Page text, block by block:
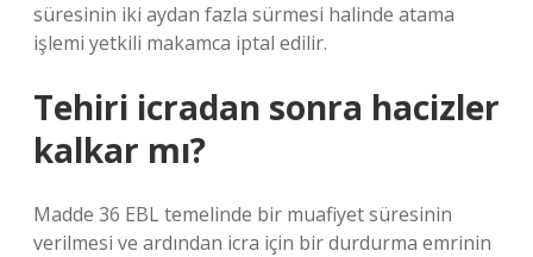
süresinin iki aydan fazla sürmesi halinde atama
işlemi yetkili makamca iptal edilir.
Tehiri icradan sonra hacizler
kalkar mı?
Madde 36 EBL temelinde bir muafiyet süresinin
verilmesi ve ardından icra için bir durdurma emrinin